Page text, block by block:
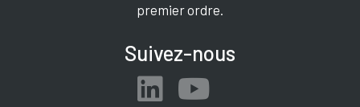
premier ordre.
Suivez-nous